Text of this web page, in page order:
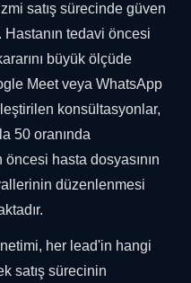
satış sürecinde güven
Hastanın tedavi öncesi
büyük ölçüde
Meet veya WhatsApp
konsültasyonlar,
50 oranında
hasta dosyasının
düzenlenmesi
her lead'in hangi
satış sürecinin